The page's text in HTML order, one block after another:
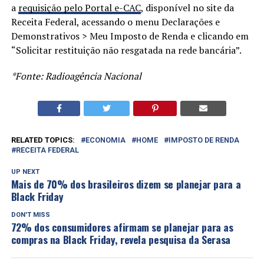
a requisição pelo Portal e-CAC, disponível no site da
Receita Federal, acessando o menu Declarações e
Demonstrativos > Meu Imposto de Renda e clicando em
“Solicitar restituição não resgatada na rede bancária”.
*Fonte: Radioagência Nacional
RELATED TOPICS: ECONOMIA HOME
IMPOSTO DE RENDA
RECEITA FEDERAL
UP NEXT
Mais de 70% dos brasileiros dizem se planejar para a
Black Friday
DON'T MISS
72% dos consumidores afirmam se planejar para as
compras na Black Friday, revela pesquisa da Serasa